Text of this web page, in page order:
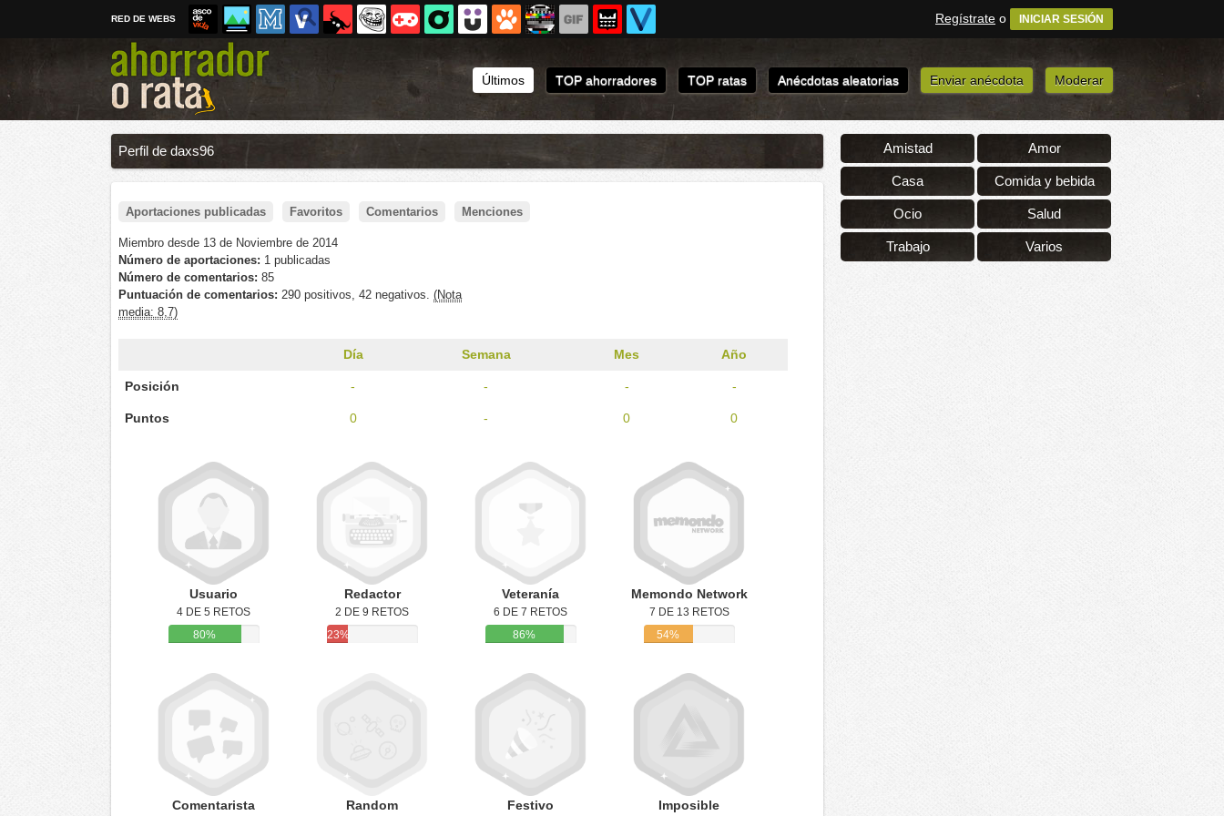
RED DE WEBS Regístrate o INICIAR SESIÓN
Últimos TOP ahorradores TOP ratas Anécdotas aleatorias Enviar anécdota Moderar
Perfil de daxs96
Aportaciones publicadas Favoritos Comentarios Menciones
Miembro desde 13 de Noviembre de 2014
Número de aportaciones: 1 publicadas
Número de comentarios: 85
Puntuación de comentarios: 290 positivos, 42 negativos. (Nota
media: 8,7)
Día Semana Mes Año
Posición - - - -
Puntos 0 - 0 0
Usuario
4 DE 5 RETOS
80%
Redactor
2 DE 9 RETOS
23%
Veteranía
6 DE 7 RETOS
86%
Memondo Network
7 DE 13 RETOS
54%
Comentarista Random Festivo Imposible
Amistad Amor
Casa Comida y bebida
Ocio Salud
Trabajo Varios